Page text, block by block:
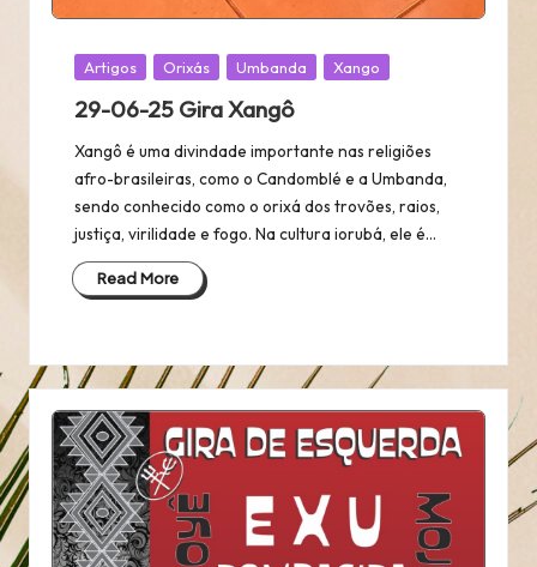
Posted
Artigos Orixás Umbanda Xango
29-06-25 Gira Xangô
Xangô é uma divindade importante nas religiões
afro-brasileiras, como o Candomblé e a Umbanda,
sendo conhecido como o orixá dos trovões, raios,
justiça, virilidade e fogo. Na cultura iorubá, ele é…
Read More